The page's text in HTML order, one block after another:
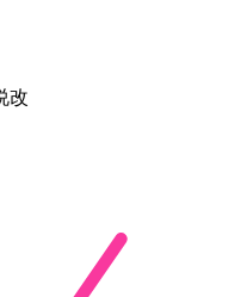
改